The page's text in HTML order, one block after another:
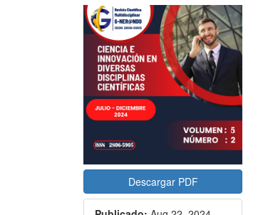
Barra
lateral
del
artículo
Descargar PDF